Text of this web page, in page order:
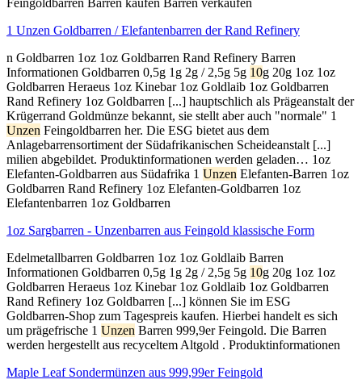
Feingoldbarren Barren kaufen Barren verkaufen
1 Unzen Goldbarren / Elefantenbarren der Rand Refinery
n Goldbarren 1oz 1oz Goldbarren Rand Refinery Barren
Informationen Goldbarren 0,5g 1g 2g / 2,5g 5g 10g 20g 1oz 1oz
Goldbarren Heraeus 1oz Kinebar 1oz Goldlaib 1oz Goldbarren
Rand Refinery 1oz Goldbarren [...] hauptschlich als Prägeanstalt der
Krügerrand Goldmünze bekannt, sie stellt aber auch "normale" 1
Unzen Feingoldbarren her. Die ESG bietet aus dem
Anlagebarrensortiment der Südafrikanischen Scheideanstalt [...]
milien abgebildet. Produktinformationen werden geladen… 1oz
Elefanten-Goldbarren aus Südafrika 1 Unzen Elefanten-Barren 1oz
Goldbarren Rand Refinery 1oz Elefanten-Goldbarren 1oz
Elefantenbarren 1oz Goldbarren
1oz Sargbarren - Unzenbarren aus Feingold klassische Form
Edelmetallbarren Goldbarren 1oz 1oz Goldlaib Barren
Informationen Goldbarren 0,5g 1g 2g / 2,5g 5g 10g 20g 1oz 1oz
Goldbarren Heraeus 1oz Kinebar 1oz Goldlaib 1oz Goldbarren
Rand Refinery 1oz Goldbarren [...] können Sie im ESG
Goldbarren-Shop zum Tagespreis kaufen. Hierbei handelt es sich
um prägefrische 1 Unzen Barren 999,9er Feingold. Die Barren
werden hergestellt aus recyceltem Altgold . Produktinformationen
Maple Leaf Sondermünzen aus 999,99er Feingold